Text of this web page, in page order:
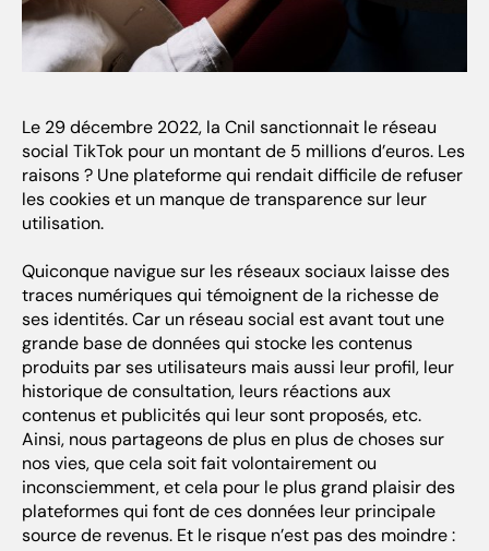
Le 29 décembre 2022, la Cnil sanctionnait le réseau
social TikTok pour un montant de 5 millions d’euros. Les
raisons ? Une plateforme qui rendait difficile de refuser
les cookies et un manque de transparence sur leur
utilisation.
Quiconque navigue sur les réseaux sociaux laisse des
traces numériques qui témoignent de la richesse de
ses identités. Car un réseau social est avant tout une
grande base de données qui stocke les contenus
produits par ses utilisateurs mais aussi leur profil, leur
historique de consultation, leurs réactions aux
contenus et publicités qui leur sont proposés, etc.
Ainsi, nous partageons de plus en plus de choses sur
nos vies, que cela soit fait volontairement ou
inconsciemment, et cela pour le plus grand plaisir des
plateformes qui font de ces données leur principale
source de revenus. Et le risque n’est pas des moindre :